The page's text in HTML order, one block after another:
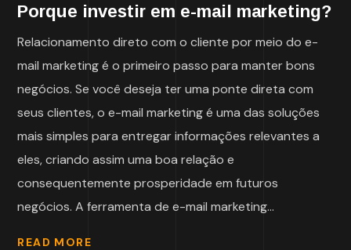
Porque investir em e-mail marketing?
Relacionamento direto com o cliente por meio do e-
mail marketing é o primeiro passo para manter bons
negócios. Se você deseja ter uma ponte direta com
seus clientes, o e-mail marketing é uma das soluções
mais simples para entregar informações relevantes a
eles, criando assim uma boa relação e
consequentemente prosperidade em futuros
negócios. A ferramenta de e-mail marketing...
READ MORE